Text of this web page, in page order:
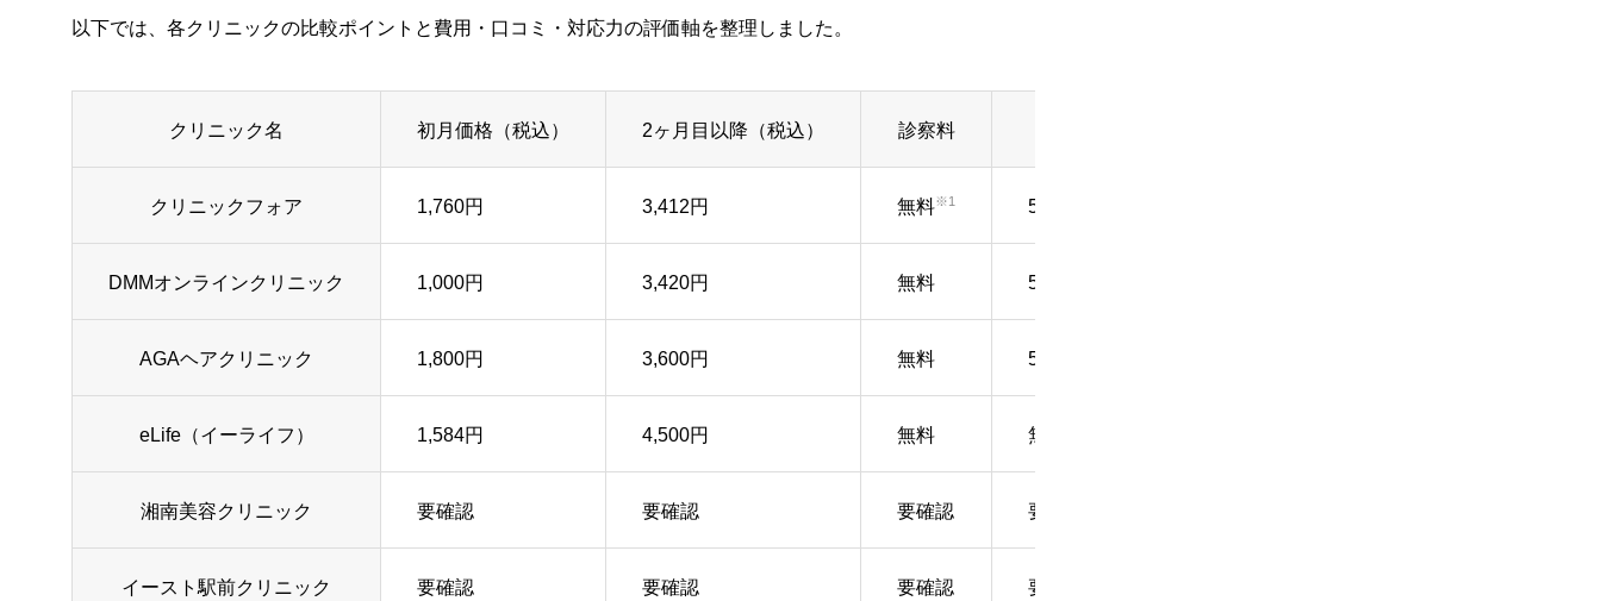
以下では、各クリニックの比較ポイントと費用・口コミ・対応力の評価軸を整理しました。
クリニック名 初月価格（税込） 2ヶ月目以降（税込） 診察料
クリニックフォア 1,760円 3,412円 無料※1 550円
DMMオンラインクリニック 1,000円 3,420円 無料 550円
AGAヘアクリニック 1,800円 3,600円 無料 520円
eLife（イーライフ） 1,584円 4,500円 無料 無料
湘南美容クリニック 要確認 要確認 要確認 要確認
イースト駅前クリニック 要確認 要確認 要確認 要確認